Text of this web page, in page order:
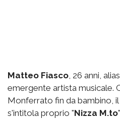
Matteo Fiasco , 26 anni, alias
emergente artista musicale.
Monferrato fin da bambino,
s'intitola proprio "Nizza M.to"